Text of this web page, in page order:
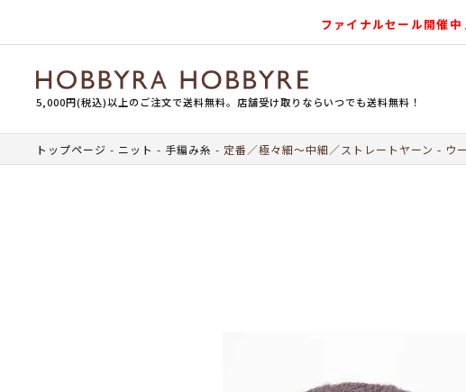
ファイナルセール開催
5,000円(税込)以上のご注文で送料無料。店舗受け取りならいつでも送料無料！
トップページ ニット 手編み糸 定番／極々細～中細／ストレートヤーン ウ